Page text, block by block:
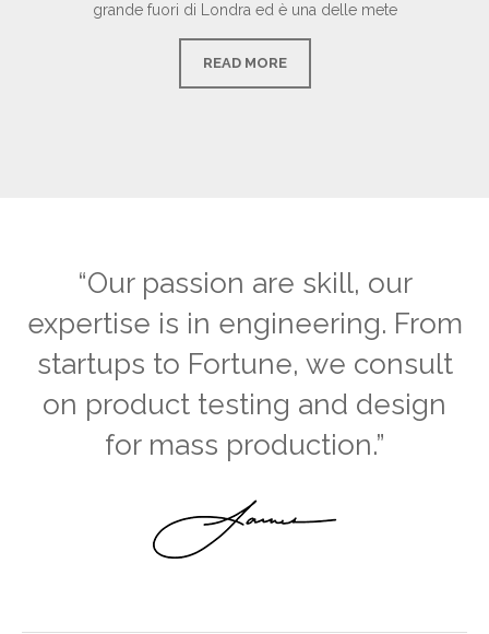
grande fuori di Londra ed è una delle mete
READ MORE
“Our passion are skill, our
expertise is in engineering. From
startups to Fortune, we consult
on product testing and design
for mass production.”